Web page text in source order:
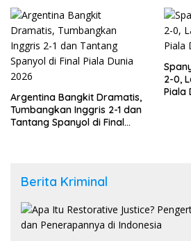
Argentina Bangkit Dramatis,
Tumbangkan Inggris 2-1 dan
Tantang Spanyol di Final
2-0,
Piala
Berita Kriminal